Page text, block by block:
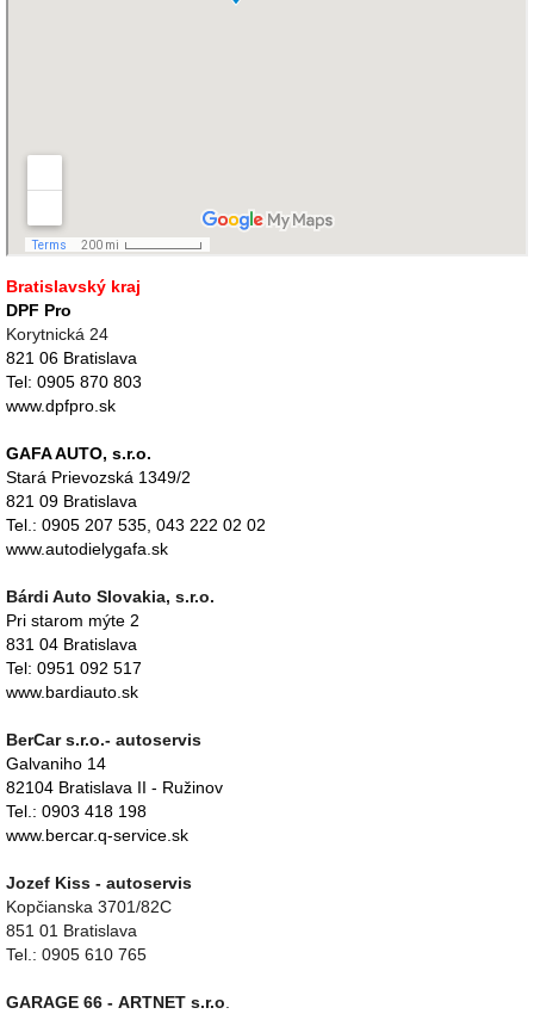
Bratislavský kraj
DPF Pro
Korytnická 24
821 06 Bratislava
Tel: 0905 870 803
www.dpfpro.sk
GAFA AUTO, s.r.o.
Stará Prievozská 1349/2
821 09 Bratislava
Tel.: 0905 207 535, 043 222 02 02
www.autodielygafa.sk
Bárdi Auto Slovakia, s.r.o.
Pri starom mýte 2
831 04 Bratislava
Tel: 0951 092 517
www.bardiauto.sk
BerCar s.r.o.- autoservis
Galvaniho 14
82104 Bratislava II - Ružinov
Tel.: 0903 418 198
www.bercar.q-service.sk
Jozef Kiss - autoservis
Kopčianska 3701/82C
851 01 Bratislava
Tel.: 0905 610 765
GARAGE 66 - ARTNET s.r.o